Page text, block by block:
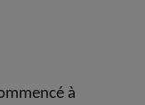
à